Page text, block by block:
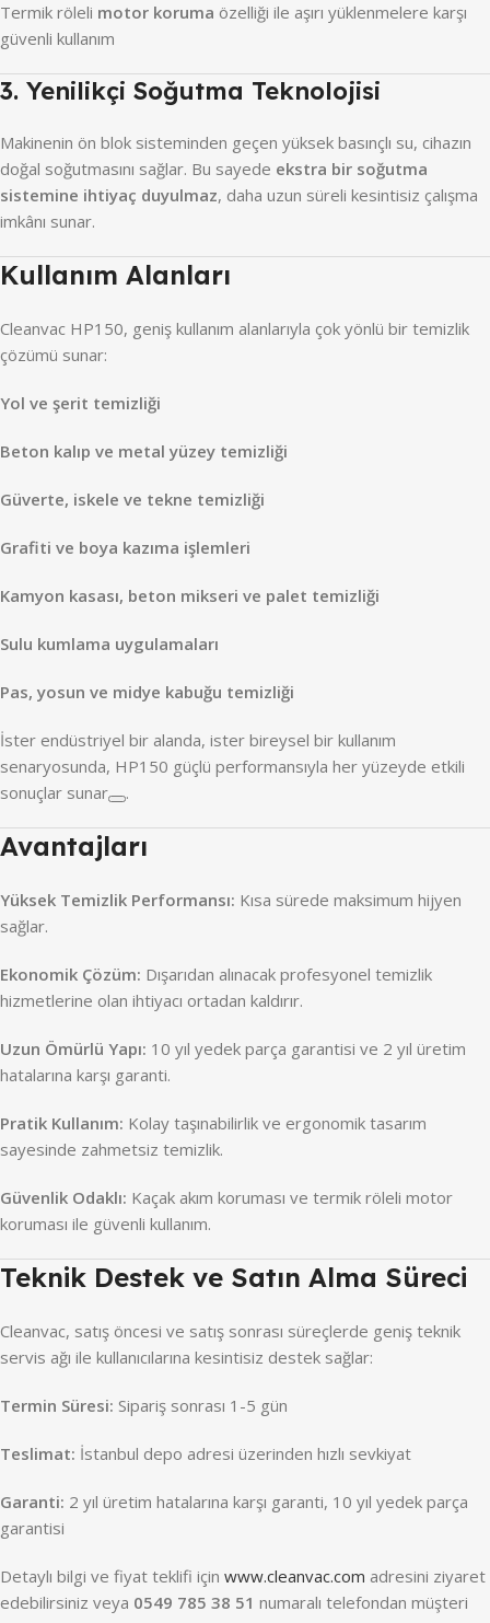
Termik röleli motor koruma özelliği ile aşırı yüklenmelere karşı
güvenli kullanım
3. Yenilikçi Soğutma Teknolojisi
Makinenin ön blok sisteminden geçen yüksek basınçlı su, cihazın
doğal soğutmasını sağlar. Bu sayede ekstra bir soğutma
sistemine ihtiyaç duyulmaz, daha uzun süreli kesintisiz çalışma
imkânı sunar.
Kullanım Alanları
Cleanvac HP150, geniş kullanım alanlarıyla çok yönlü bir temizlik
çözümü sunar:
Yol ve şerit temizliği
Beton kalıp ve metal yüzey temizliği
Güverte, iskele ve tekne temizliği
Grafiti ve boya kazıma işlemleri
Kamyon kasası, beton mikseri ve palet temizliği
Sulu kumlama uygulamaları
Pas, yosun ve midye kabuğu temizliği
İster endüstriyel bir alanda, ister bireysel bir kullanım
senaryosunda, HP150 güçlü performansıyla her yüzeyde etkili
sonuçlar sunar
.
Avantajları
Yüksek Temizlik Performansı: Kısa sürede maksimum hijyen
sağlar.
Ekonomik Çözüm: Dışarıdan alınacak profesyonel temizlik
hizmetlerine olan ihtiyacı ortadan kaldırır.
Uzun Ömürlü Yapı: 10 yıl yedek parça garantisi ve 2 yıl üretim
hatalarına karşı garanti.
Pratik Kullanım: Kolay taşınabilirlik ve ergonomik tasarım
sayesinde zahmetsiz temizlik.
Güvenlik Odaklı: Kaçak akım koruması ve termik röleli motor
koruması ile güvenli kullanım.
Teknik Destek ve Satın Alma Süreci
Cleanvac, satış öncesi ve satış sonrası süreçlerde geniş teknik
servis ağı ile kullanıcılarına kesintisiz destek sağlar:
Termin Süresi: Sipariş sonrası 1-5 gün
Teslimat: İstanbul depo adresi üzerinden hızlı sevkiyat
Garanti: 2 yıl üretim hatalarına karşı garanti, 10 yıl yedek parça
garantisi
Detaylı bilgi ve fiyat teklifi için www.cleanvac.com adresini ziyaret
edebilirsiniz veya 0549 785 38 51 numaralı telefondan müşteri